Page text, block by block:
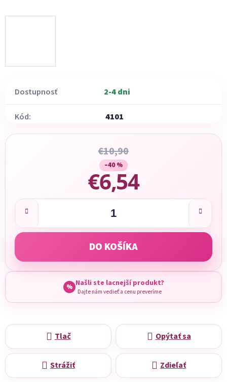
Dostupnosť 2-4 dni
Kód: 4101
€10,90
–40 %
€6,54
Jednotková cena:
DO KOŠÍKA
% Našli ste lacnejší produkt?
Dajte nám vedieť a cenu preveríme
Tlač Opýtať sa
Strážiť Zdieľať